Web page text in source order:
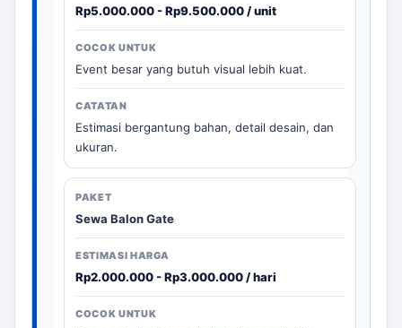
Rp5.000.000 - Rp9.500.000 / unit
Event besar yang butuh visual lebih kuat.
Estimasi bergantung bahan, detail desain, dan
ukuran.
Sewa Balon Gate
Rp2.000.000 - Rp3.000.000 / hari